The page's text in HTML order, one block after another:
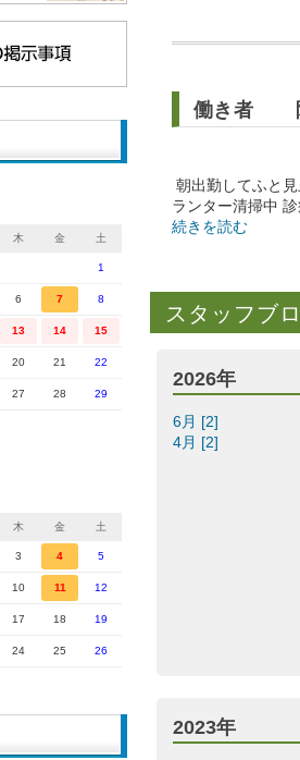
働き者
朝出勤してふと
ランター清掃中
続きを読む
スタッフブ
2026年
6月 [2]
4月 [2]
2023年
木 金 土
1
6 7 8
13 14 15
20 21 22
27 28 29
木 金 土
3 4 5
10 11 12
17 18 19
24 25 26